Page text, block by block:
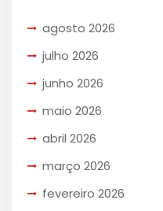
agosto 2026
julho 2026
junho 2026
maio 2026
abril 2026
março 2026
fevereiro 2026